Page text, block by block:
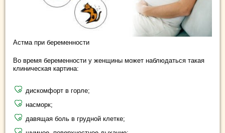
Астма при беременности
Во время беременности у женщины может наблюдаться такая
клиническая картина:
дискомфорт в горле;
насморк;
давящая боль в грудной клетке;